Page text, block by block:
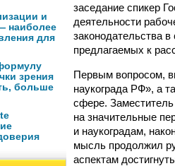
и
наиболее
для
зрения
больше
заседание спикер
деятельности
законодательства
предлагаемых к
Первым вопросом,
наукограда РФ», а
сфере.
на значительные
и наукоградам,
мысль продолжил
аспектам